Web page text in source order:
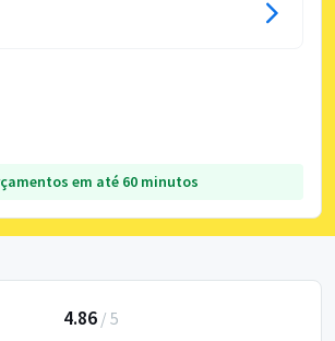
em até 60 minutos
4.86/ 5